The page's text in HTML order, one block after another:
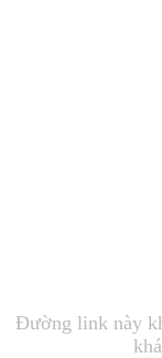
Đường link này